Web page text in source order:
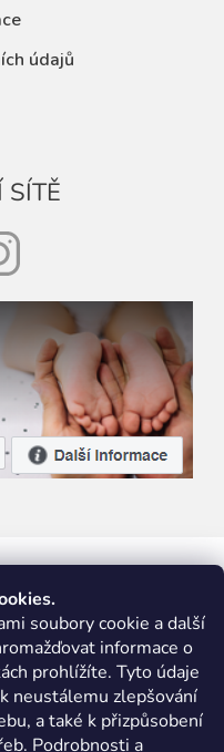
soubory cookie a další
informace o
prohlížíte. Tyto údaje
neustálemu zlepšování
a také k přizpůsobení
Podrobnosti a
údajů
SÍTĚ
Instagram